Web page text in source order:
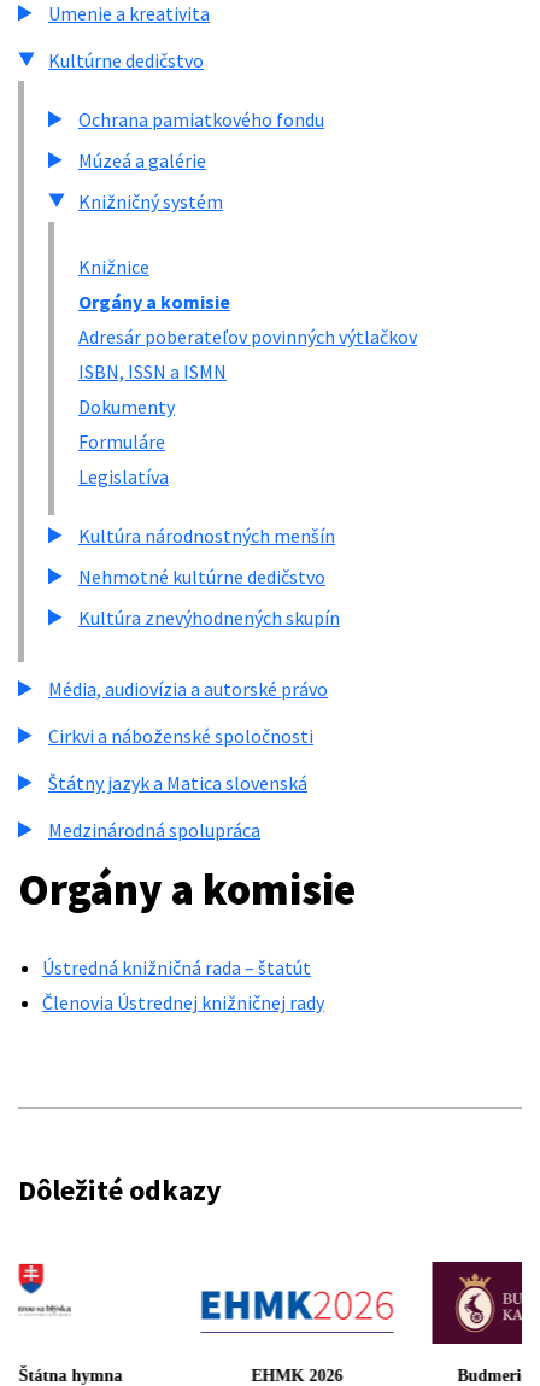
Umenie a kreativita
Kultúrne dedičstvo
Ochrana pamiatkového fondu
Múzeá a galérie
Knižničný systém
Knižnice
Orgány a komisie
Adresár poberateľov povinných výtlačkov
ISBN, ISSN a ISMN
Dokumenty
Formuláre
Legislatíva
Kultúra národnostných menšín
Nehmotné kultúrne dedičstvo
Kultúra znevýhodnených skupín
Média, audiovízia a autorské právo
Cirkvi a náboženské spoločnosti
Štátny jazyk a Matica slovenská
Medzinárodná spolupráca
Orgány a komisie
Ústredná knižničná rada – štatút
Členovia Ústrednej knižničnej rady
Dôležité odkazy
Štátna hymna
EHMK 2026